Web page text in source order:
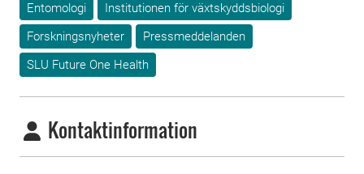
Entomologi
Institutionen för växtskyddsbiologi
Forskningsnyheter
Pressmeddelanden
SLU Future One Health
Kontaktinformation